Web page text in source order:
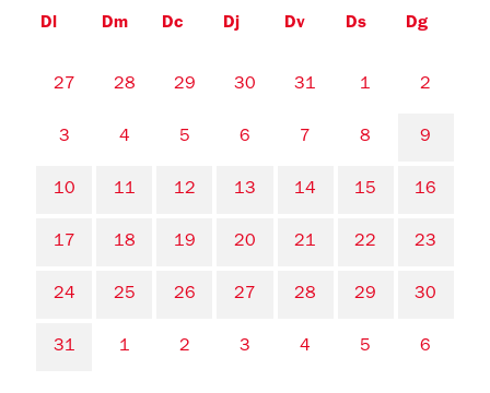
Dl Dm Dc Dj Dv Ds Dg
No hi ha cap activitat aquest mes
27 28 29 30 31 1 2
3 4 5 6 7 8 9
10 11 12 13 14 15 16
17 18 19 20 21 22 23
24 25 26 27 28 29 30
31 1 2 3 4 5 6